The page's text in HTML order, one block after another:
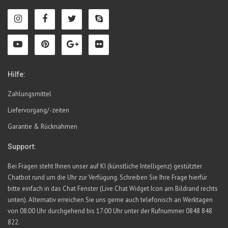
Hilfe:
Zahlungsmittel
Liefervorgang/-zeiten
Garantie & Rücknahmen
Support:
Bei Fragen steht Ihnen unser auf KI (künstliche Intelligenz) gestützter
Chatbot rund um die Uhr zur Verfügung. Schreiben Sie Ihre Frage hierfür
bitte einfach in das Chat Fenster (Live Chat Widget Icon am Bildrand rechts
unten). Alternativ erreichen Sie uns gerne auch telefonisch an Werktagen
von 08:00 Uhr durchgehend bis 17:00 Uhr unter der Rufnummer 0848 848
822.